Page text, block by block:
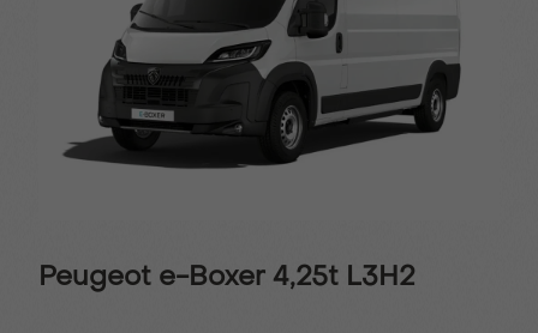
Peugeot e-Boxer 4,25t L3H2